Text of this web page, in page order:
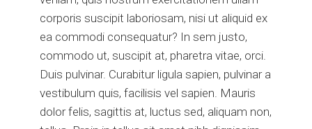
corporis suscipit laboriosam, nisi ut aliquid ex
ea commodi consequatur? In sem justo,
commodo ut, suscipit at, pharetra vitae, orci.
Duis pulvinar. Curabitur ligula sapien, pulvinar a
vestibulum quis, facilisis vel sapien. Mauris
dolor felis, sagittis at, luctus sed, aliquam non,